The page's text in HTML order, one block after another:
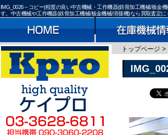
IMG_0026 – コピー|程度の良い中古機械・工作機器(鉄骨加工機械/板金
す。中古機械や工作機器(鉄骨加工機械/板金機械/溶接機)なら買取査定
トップページ >